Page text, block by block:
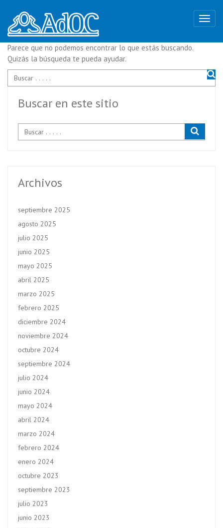
Parece que no podemos encontrar lo que estás buscando.
Quizás la búsqueda te pueda ayudar.
Buscar en este sitio
Archivos
septiembre 2025
agosto 2025
julio 2025
junio 2025
mayo 2025
abril 2025
marzo 2025
febrero 2025
diciembre 2024
noviembre 2024
octubre 2024
septiembre 2024
julio 2024
junio 2024
mayo 2024
abril 2024
marzo 2024
febrero 2024
enero 2024
octubre 2023
septiembre 2023
julio 2023
junio 2023